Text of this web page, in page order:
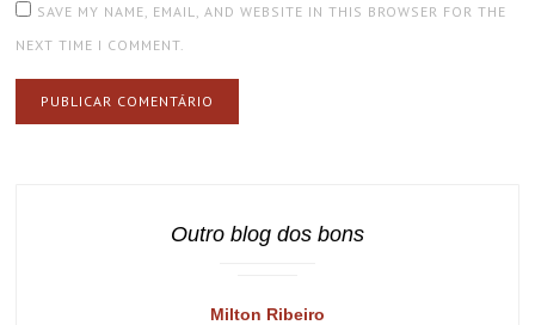
SAVE MY NAME, EMAIL, AND WEBSITE IN THIS BROWSER FOR THE
NEXT TIME I COMMENT.
Outro blog dos bons
Milton Ribeiro